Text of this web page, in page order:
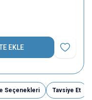
EKLE
Favoriye
Seçenekleri Tavsiye Et